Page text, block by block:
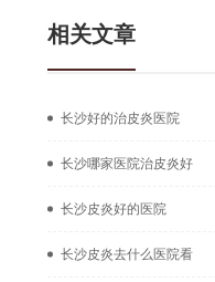
相关文章
长沙好的治皮炎医院
长沙哪家医院治皮炎好
长沙皮炎好的医院
长沙皮炎去什么医院看